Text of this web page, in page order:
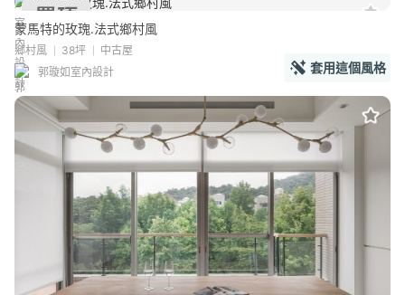
蒙馬特的玫瑰.法式鄉村風
鄉村風 38坪
中古屋
郭璇如室內設計
套用這個風格